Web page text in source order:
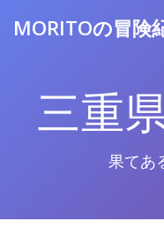
MORITOの冒険
三重
果てあ